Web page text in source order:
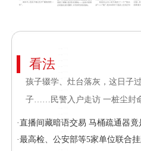
看法
孩子辍学、灶台落灰，这日子
子……民警入户走访 一桩尘封
·直播间藏暗语交易 马桶疏通器竟
·最高检、公安部等5家单位联合